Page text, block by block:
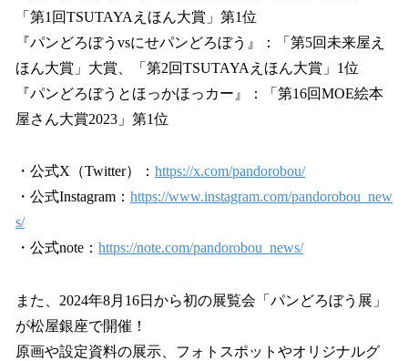
「第1回TSUTAYAえほん大賞」第1位
『パンどろぼうvsにせパンどろぼう』：「第5回未来屋え
ほん大賞」大賞、「第2回TSUTAYAえほん大賞」1位
『パンどろぼうとほっかほっカー』：「第16回MOE絵本
屋さん大賞2023」第1位
・公式X（Twitter）： https://x.com/pandorobou/
・公式Instagram： https://www.instagram.com/pandorobou_new
s/
・公式note： https://note.com/pandorobou_news/
また、2024年8月16日から初の展覧会「パンどろぼう展」
が松屋銀座で開催！
原画や設定資料の展示、フォトスポットやオリジナルグ